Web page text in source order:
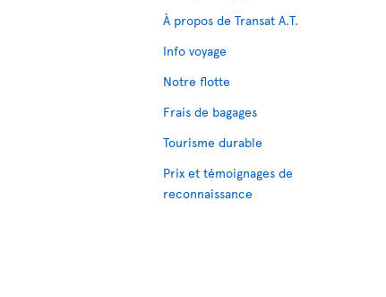
À propos de Transat A.T.
Info voyage
Notre flotte
Frais de bagages
Tourisme durable
Prix et témoignages de
reconnaissance